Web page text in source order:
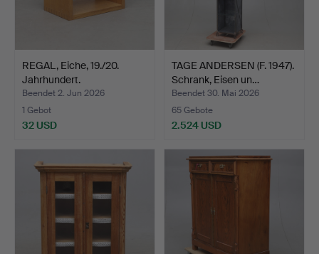
REGAL, Eiche, 19./20.
Jahrhundert.
Beendet 2. Jun 2026
1 Gebot
32 USD
TAGE ANDERSEN (F. 1947).
Schrank, Eisen un…
Beendet 30. Mai 2026
65 Gebote
2.524 USD